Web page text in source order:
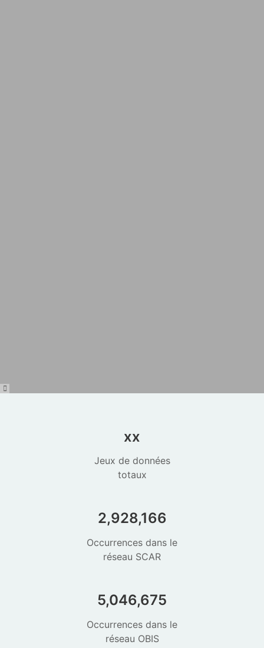
xx
Jeux de données
totaux
2,928,166
Occurrences dans le
réseau SCAR
5,046,675
Occurrences dans le
réseau OBIS